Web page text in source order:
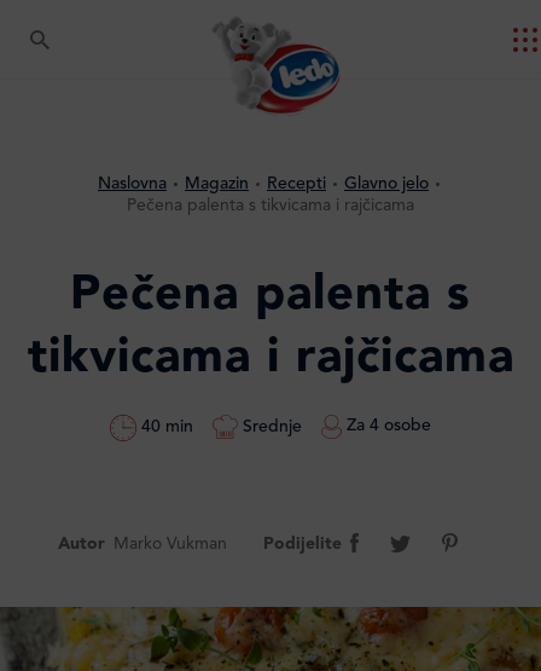
Naslovna Magazin Recepti
Glavno jelo
Pečena palenta s tikvicama i rajčicama
Pečena palenta s
tikvicama i rajčicama
40 min Srednje Za 4 osobe
Autor Marko Vukman Podijelite